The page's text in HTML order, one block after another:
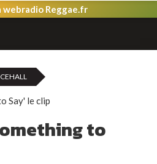
webradio Reggae.fr
to